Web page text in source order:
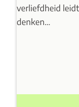
verliefdheid
denken…